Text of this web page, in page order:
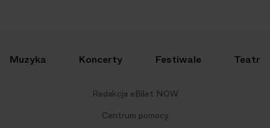
Muzyka Koncerty Festiwale Teatr
Redakcja eBilet NOW
Centrum pomocy